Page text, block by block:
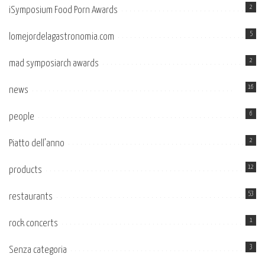
iSymposium Food Porn Awards 2
lomejordelagastronomia.com 5
mad symposiarch awards 2
news 16
people 6
Piatto dell’anno 2
products 12
restaurants 53
rock concerts 1
Senza categoria 3